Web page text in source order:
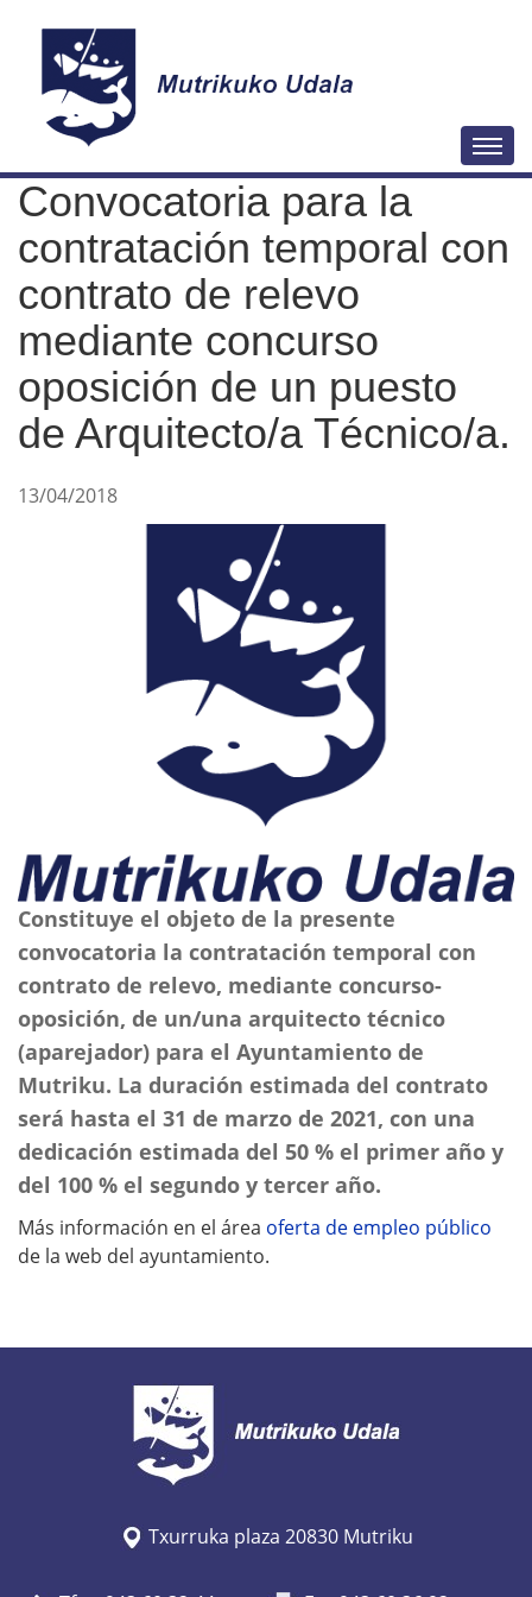
a
Convocatoria para la
contratación temporal con
contrato de relevo
mediante concurso
oposición de un puesto
de Arquitecto/a Técnico/a.
13/04/2018
Constituye el objeto de la presente
convocatoria la contratación temporal con
contrato de relevo, mediante concurso-
oposición, de un/una arquitecto técnico
(aparejador) para el Ayuntamiento de
Mutriku. La duración estimada del contrato
será hasta el 31 de marzo de 2021, con una
dedicación estimada del 50 % el primer año y
del 100 % el segundo y tercer año.
Más información en el área oferta de empleo público
de la web del ayuntamiento.
Txurruka plaza 20830 Mutriku